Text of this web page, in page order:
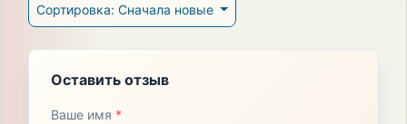
Сортировка: Сначала новые
Оставить отзыв
Ваше имя *